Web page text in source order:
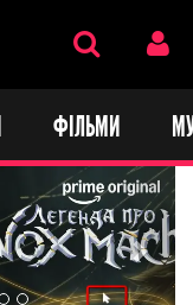
ФІЛЬМИ
Next